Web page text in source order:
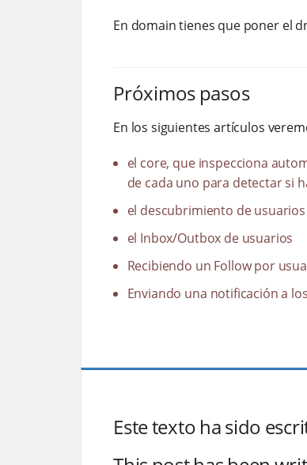
En domain tienes que poner el
Próximos pasos
En los siguientes artículos
el core, que inspecciona
de cada uno para detectar si
el descubrimiento de usuarios
el Inbox/Outbox de usuarios
Recibiendo un Follow por
Enviando una notificación a
Este texto ha sido